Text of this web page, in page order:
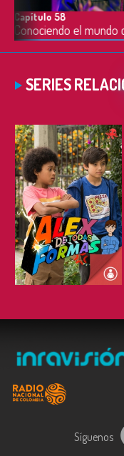
Capítulo 58
SERIES
ESCUCHAR
Síguenos